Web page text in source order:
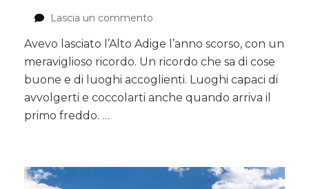
Lascia un commento
in
Alto
Adige
Avevo lasciato l’Alto Adige l’anno scorso, con un
meraviglioso ricordo. Un ricordo che sa di cose
buone e di luoghi accoglienti. Luoghi capaci di
avvolgerti e coccolarti anche quando arriva il
primo freddo. …